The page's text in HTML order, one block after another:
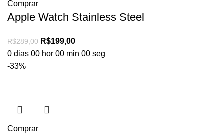
Comprar
Apple Watch Stainless Steel
R$289,00 R$199,00
0 dias 00 hor 00 min 00 seg
-33%
Comprar